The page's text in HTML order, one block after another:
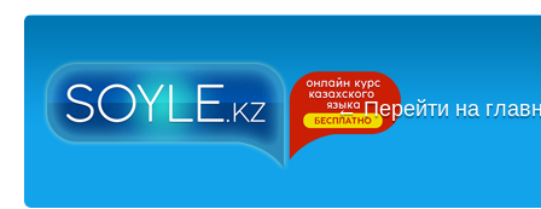
←Перейти на